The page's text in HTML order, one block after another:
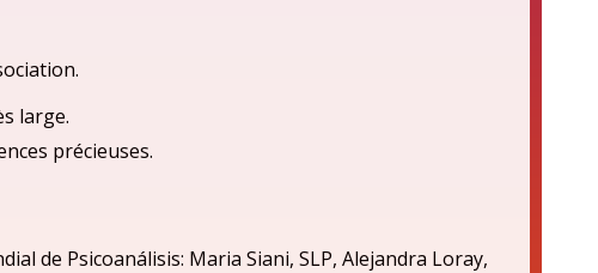
large.
précieuses.
de Psicoanálisis: Maria Siani, SLP, Alejandra Loray,